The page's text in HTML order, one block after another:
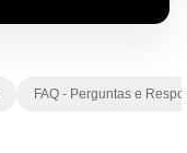
FAQ - Perguntas e